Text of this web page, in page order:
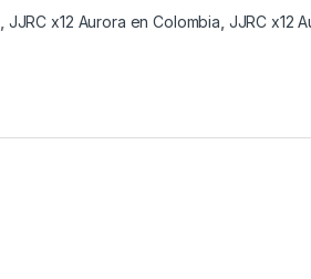
JJRC x12 Aurora en Colombia JJRC x12